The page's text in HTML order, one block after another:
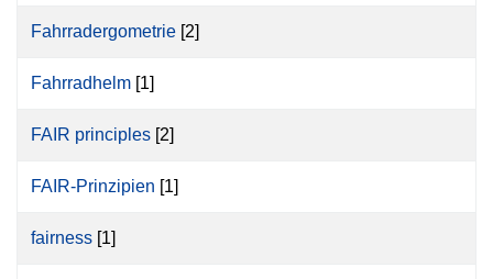
Fahrradergometrie [2]
Fahrradhelm [1]
FAIR principles [2]
FAIR-Prinzipien [1]
fairness [1]